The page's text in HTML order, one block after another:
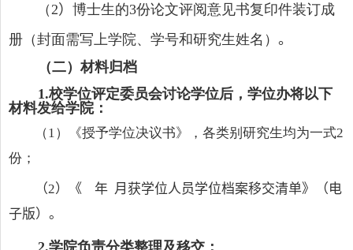
（2）博士生的3份论文评阅意见书复印件装订成
册（封面需写上学院、学号和研究生姓名） 。
（二）材料归档
1.校学位评定委员会讨论学位后，学位办将以下
材料发给学院：
（1）《授予学位决议书》，各类别研究生均为一式2
份；
（2）《 年 月获学位人员学位档案移交清单》（电
子版）。
学院负责分类整理及移交：